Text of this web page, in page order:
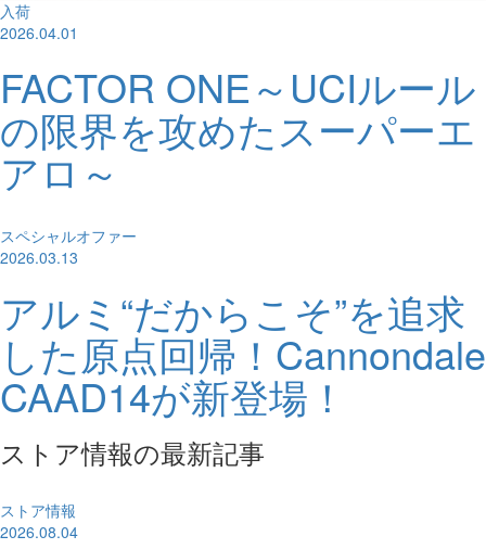
入荷
2026.04.01
FACTOR ONE～UCIルール
の限界を攻めたスーパーエ
アロ～
スペシャルオファー
2026.03.13
アルミ“だからこそ”を追求
した原点回帰！Cannondale
CAAD14が新登場！
ストア情報の最新記事
ストア情報
2026.08.04